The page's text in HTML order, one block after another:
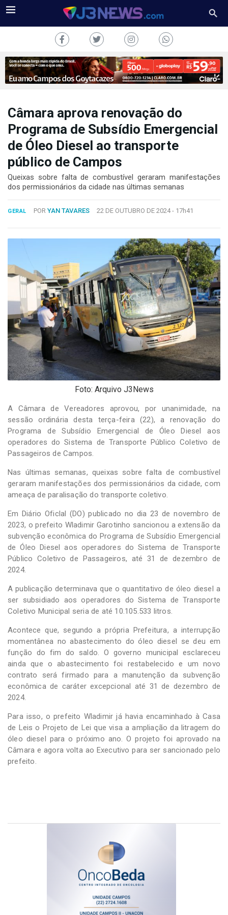
COLUNAS
FALE
Copyright
Desenvolvido
Tecnologia
Câmara aprova renovação do
Programa de Subsídio Emergencial
de Óleo Diesel ao transporte
público de Campos
Queixas sobre falta de combustível geraram manifestações
dos permissionários da cidade nas últimas semanas
GERAL POR YAN TAVARES 22 DE OUTUBRO DE 2024 - 17h41
Foto: Arquivo J3News
A Câmara de Vereadores aprovou, por unanimidade, na
sessão ordinária desta terça-feira (22), a renovação do
Programa de Subsídio Emergencial de Óleo Diesel aos
operadores do Sistema de Transporte Público Coletivo de
Passageiros de Campos.
Nas últimas semanas, queixas sobre falta de combustível
geraram manifestações dos permissionários da cidade, com
ameaça de paralisação do transporte coletivo.
Em Diário Oficlal (DO) publicado no dia 23 de novembro de
2023, o prefeito Wladimir Garotinho sancionou a extensão da
subvenção econômica do Programa de Subsídio Emergencial
de Óleo Diesel aos operadores do Sistema de Transporte
Público Coletivo de Passageiros, até 31 de dezembro de
2024.
A publicação determinava que o quantitativo de óleo diesel a
ser subsidiado aos operadores do Sistema de Transporte
Coletivo Municipal seria de até 10.105.533 litros.
Acontece que, segundo a própria Prefeitura, a interrupção
momentânea no abastecimento do óleo diesel se deu em
função do fim do saldo. O governo municipal esclareceu
ainda que o abastecimento foi restabelecido e um novo
contrato será firmado para a manutenção da subvenção
econômica de caráter excepcional até 31 de dezembro de
2024.
Para isso, o prefeito Wladimir já havia encaminhado à Casa
de Leis o Projeto de Lei que visa a ampliação da litragem do
óleo diesel para o próximo ano. O projeto foi aprovado na
Câmara e agora volta ao Executivo para ser sancionado pelo
prefeito.